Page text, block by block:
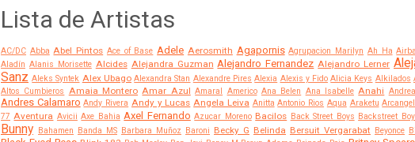
Lista de Artistas
AC/DC Abba Abel Pintos Ace of Base Adele Aerosmith Agapornis Agrupacion Marilyn Ah Ha
Aladín Alanis Morisette Alcides Alejandra Guzman Alejandro Fernandez Alejandro Lerner
Sanz Aleks Syntek Alex Ubago Alexandra Stan Alexandre Pires Alexia Alexis y Fido Alicia Keys Alkilados
Altos Cumbieros Amaia Montero Amar Azul Amaral Americo Ana Belen Ana Isabelle Anahi
Andres Calamaro Andy Rivera Andy y Lucas Angela Leiva Anitta Antonio Rios Aqua Araketu Arcangel
77 Aventura Avicii Axe Bahia Axel Fernando Azucar Moreno Bacilos Back Street Boys Backstreet
Bunny
Bahamen Banda MS Barbara Muñoz Baroni Becky G Belinda Bersuit Vergarabat Beyonce